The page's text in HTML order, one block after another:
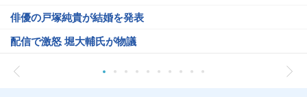
俳優の戸塚純貴が結婚を発表
配信で激怒 堀大輔氏が物議